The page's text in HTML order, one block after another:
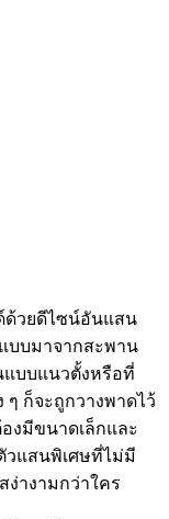
ด้วยดีไซน์อันแสน
บบมาจากสะพาน
แบบแนวตั้งหรือที่
ๆ ก็จะถูกวางพาดไว้
งมีขนาดเล็กและ
แสนพิเศษที่ไม่มี
างามกว่าใคร